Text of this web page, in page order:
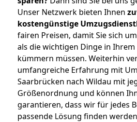
Unser Netzwerk bieten Ihnen
kostengünstige
fairen Preisen, damit Sie sich
als die wichtigen Dinge in
kümmern müssen. Weiterhin
umfangreiche Erfahrung mit
Saarbrücken nach Wildau mit
Größenordnung und können
garantieren, dass wir für jedes
passende Lösung finden